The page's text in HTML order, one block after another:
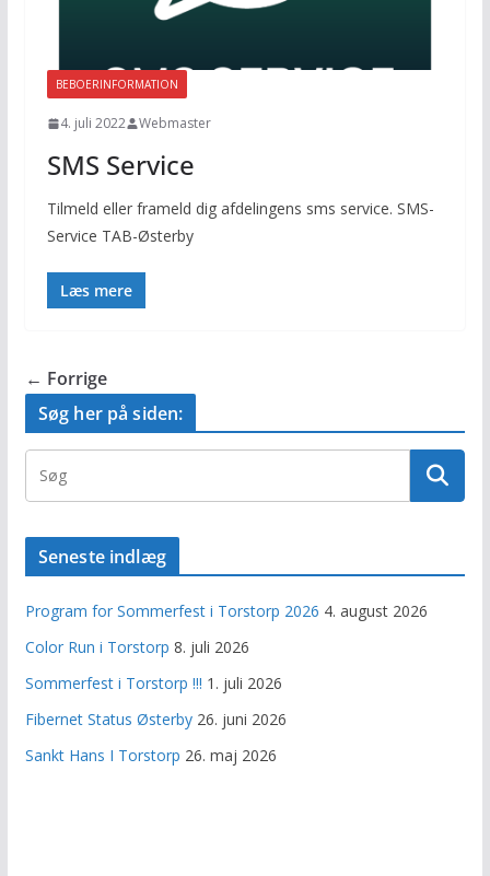
BEBOERINFORMATION
4. juli 2022 Webmaster
SMS Service
Tilmeld eller frameld dig afdelingens sms service. SMS-
Service TAB-Østerby
Læs mere
← Forrige
Søg her på siden:
Seneste indlæg
Program for Sommerfest i Torstorp 2026 4. august 2026
Color Run i Torstorp 8. juli 2026
Sommerfest i Torstorp !!! 1. juli 2026
Fibernet Status Østerby 26. juni 2026
Sankt Hans I Torstorp 26. maj 2026